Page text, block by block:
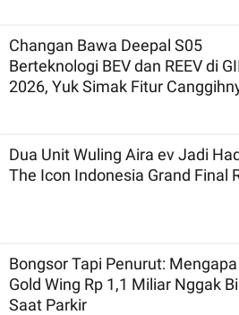
Changan Bawa Deepal S05
Berteknologi BEV dan REEV di
2026, Yuk Simak Fitur
Dua Unit Wuling Aira ev Jadi
The Icon Indonesia Grand Final
Bongsor Tapi Penurut:
Gold Wing Rp 1,1 Miliar Nggak
Saat Parkir